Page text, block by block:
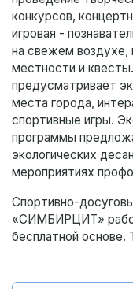
конкурсов,
игровая -
на свежем воздухе,
местности и
предусматривает
места города,
спортивные игры.
программы
экологических
мероприятиях
Спортивно-
«СИМБИРЦИТ»
бесплатной основе.